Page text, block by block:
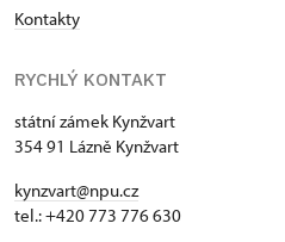
Kontakty
RYCHLÝ KONTAKT
státní zámek Kynžvart
354 91 Lázně Kynžvart
kynzvart@npu.cz
tel.: +420 773 776 630